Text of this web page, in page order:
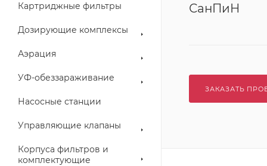
Картриджные фильтры
Дозирующие комплексы
Аэрация
УФ-обеззараживание
Насосные станции
Управляющие клапаны
Корпуса фильтров и
комплектующие
СанПиН
ЗАКАЗАТЬ